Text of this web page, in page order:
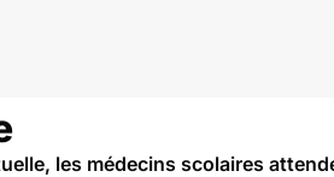
les médecins scolaires